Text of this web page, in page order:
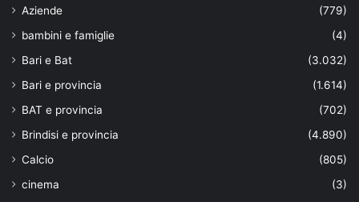
Aziende
(779)
bambini e famiglie
(4)
Bari e Bat
(3.032)
Bari e provincia
(1.614)
BAT e provincia
(702)
Brindisi e provincia
(4.890)
Calcio
(805)
cinema
(3)